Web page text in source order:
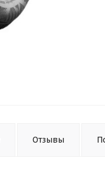
Отзывы